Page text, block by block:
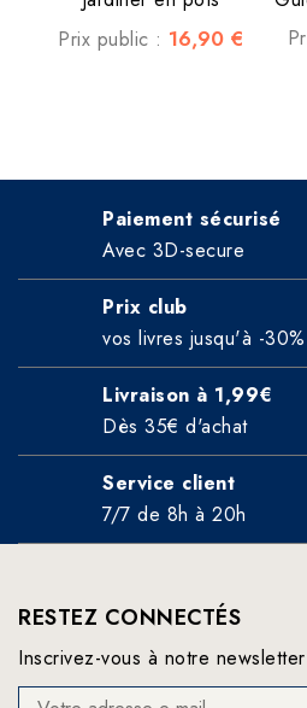
Prix public : 16,90 €
Paiement sécurisé
Avec 3D-secure
Prix club
vos livres jusqu'à -30%
Livraison à 1,99€
Dès 35€ d'achat
Service client
7/7 de 8h à 20h
RESTEZ CONNECTÉS
Inscrivez-vous à notre newsletter